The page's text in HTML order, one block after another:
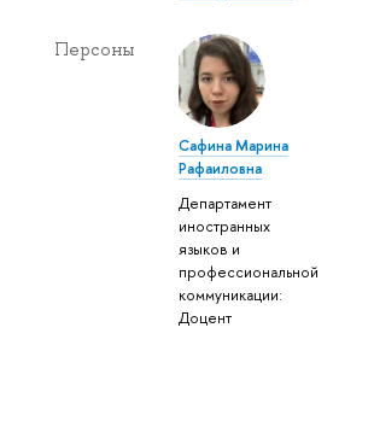
Персоны
Сафина Марина
Рафаиловна
Департамент
иностранных
языков и
профессиональной
коммуникации:
Доцент